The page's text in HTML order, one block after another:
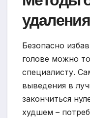
Безопасно
голове можно
специалисту.
выведения в
закончиться
худшем –